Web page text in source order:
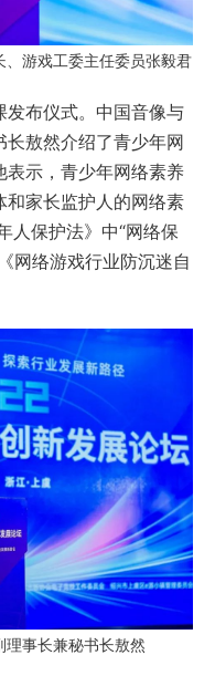
游戏工委主任委员张毅君
发布仪式。‍中国音像与
敖然介绍了青少年网
表示，青少年网络素养
和家长监护人的网络素
人保护法》中“网络保
网络游戏行业防沉迷自
事长兼秘书长敖然